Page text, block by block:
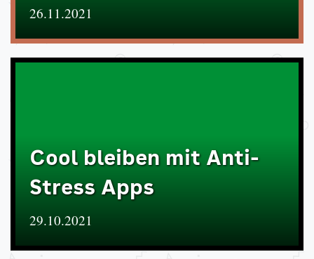
26.11.2021
Cool bleiben mit Anti-
Stress Apps
29.10.2021